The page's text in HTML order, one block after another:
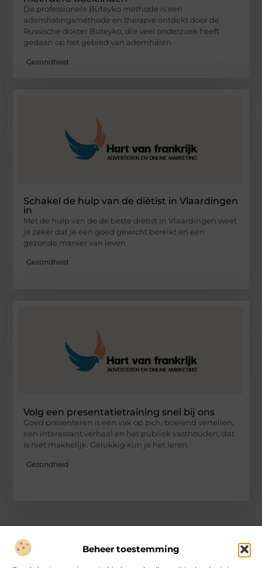
Beheer toestemming
De professionele Buteyko methode is een
ademhalingsmethode en therapie ontdekt door de
Russische dokter Buteyko, die veel onderzoek heeft
gedaan op het gebied van ademhalen
Gezondheid
Schakel de hulp van de diëtist in Vlaardingen
in
Met de hulp van de de beste diëtist in Vlaardingen weet
je zeker dat je een goed gewicht bereikt en een
gezonde manier van leven
Gezondheid
Volg een presentatietraining snel bij ons
Goed presenteren is een vak op zich, boeiend vertellen,
een interessant verhaal en het publiek vasthouden, dat
is niet makkelijk. Gelukkig kun je het leren.
Gezondheid